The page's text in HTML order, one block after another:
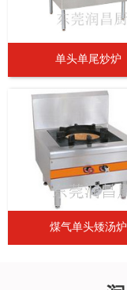
单头单尾炒炉
煤气单头矮汤炉